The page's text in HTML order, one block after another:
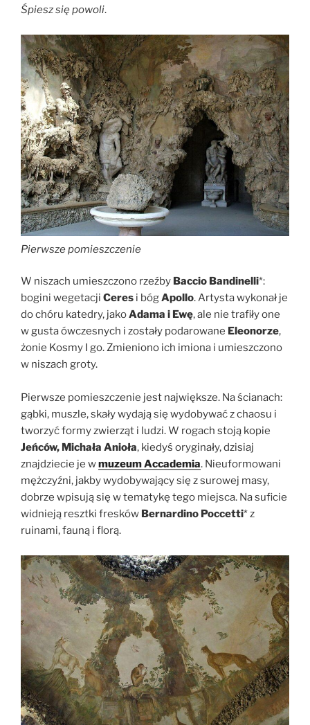
Śpiesz się powoli.
Pierwsze pomieszczenie
W niszach umieszczono rzeźby Baccio Bandinelli*:
bogini wegetacji Ceres i bógApollo. Artysta wykonał je
do chóru katedry, jakoAdama i Ewę, ale nie trafiły one
w gusta ówczesnych i zostały podarowane Eleonorze,
żonie Kosmy I go. Zmieniono ich imiona i umieszczono
w niszach groty.
Pierwsze pomieszczenie jest największe. Na ścianach:
gąbki, muszle, skały wydają się wydobywać z chaosu i
tworzyć formy zwierząt i ludzi. W rogach stoją kopie
Jeńców, Michała Anioła, kiedyś oryginały, dzisiaj
znajdziecie je wmuzeum Accademia. Nieuformowani
mężczyźni, jakby wydobywający się z surowej masy,
dobrze wpisują się w tematykę tego miejsca. Na suficie
widnieją resztki fresków Bernardino Poccetti* z
ruinami, fauną i florą.